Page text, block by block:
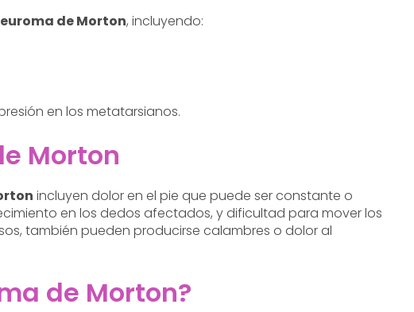
de Morton, incluyendo:
en los metatarsianos.
Morton
incluyen dolor en el pie que puede ser constante o
en los dedos afectados, y dificultad para mover los
también pueden producirse calambres o dolor al
de Morton?